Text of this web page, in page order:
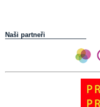
Naši partneři